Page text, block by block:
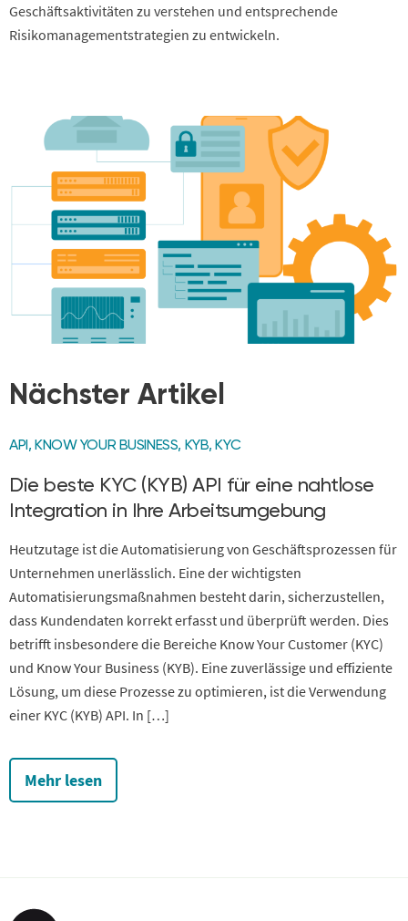
Geschäftsaktivitäten zu verstehen und entsprechende
Risikomanagementstrategien zu entwickeln.
Nächster Artikel
API , KNOW YOUR BUSINESS, KYB, KYC
Die beste KYC (KYB) API für eine nahtlose
Integration in Ihre Arbeitsumgebung
Heutzutage ist die Automatisierung von Geschäftsprozessen für
Unternehmen unerlässlich. Eine der wichtigsten
Automatisierungsmaßnahmen besteht darin, sicherzustellen,
dass Kundendaten korrekt erfasst und überprüft werden. Dies
betrifft insbesondere die Bereiche Know Your Customer (KYC)
und Know Your Business (KYB). Eine zuverlässige und effiziente
Lösung, um diese Prozesse zu optimieren, ist die Verwendung
einer KYC (KYB) API. In […]
Mehr lesen